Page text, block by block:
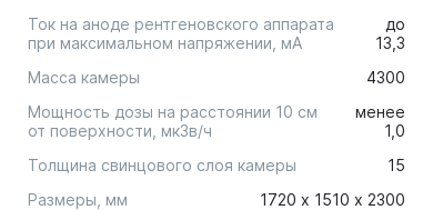
Ток на аноде рентгеновского аппарата
при максимальном напряжении, мА
до
13,3
Масса камеры
4300
Мощность дозы на расстоянии 10 см
от поверхности, мкЗв/ч
менее
1,0
Толщина свинцового слоя камеры
15
Размеры, мм
1720 х 1510 х 2300